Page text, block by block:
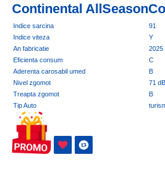
Continental
Indice sarcina
91
Indice viteza
Y
An fabricatie
2025
Eficienta consum
C
Aderenta carosabil umed
B
Nivel zgomot
71 dB
Treapta zgomot
B
Tip Auto